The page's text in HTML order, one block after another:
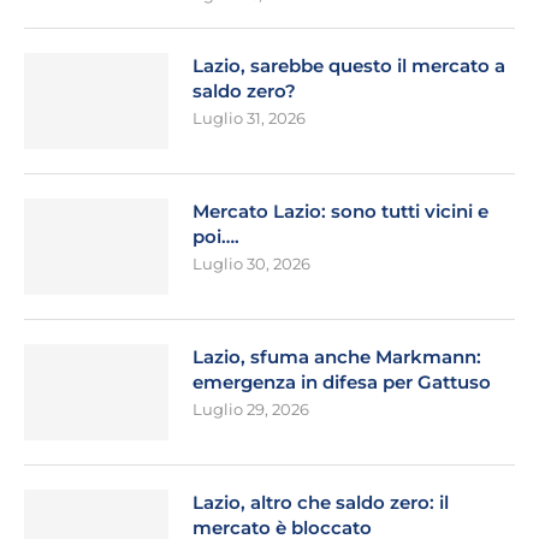
Lazio, sarebbe questo il mercato a
saldo zero?
Luglio 31, 2026
Mercato Lazio: sono tutti vicini e
poi….
Luglio 30, 2026
Lazio, sfuma anche Markmann:
emergenza in difesa per Gattuso
Luglio 29, 2026
Lazio, altro che saldo zero: il
mercato è bloccato